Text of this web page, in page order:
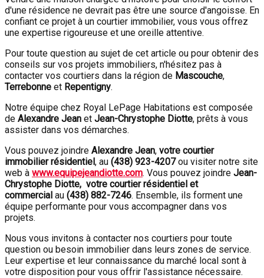
d'une résidence ne devrait pas être une source d'angoisse. En
confiant ce projet à un courtier immobilier, vous vous offrez
une expertise rigoureuse et une oreille attentive.
Pour toute question au sujet de cet article ou pour obtenir des
conseils sur vos projets immobiliers, n'hésitez pas à
contacter vos courtiers dans la région de Mascouche,
Terrebonne et Repentigny.
Notre équipe chez Royal LePage Habitations est composée
de Alexandre Jean et Jean-Chrystophe Diotte, prêts à vous
assister dans vos démarches.
Vous pouvez joindre Alexandre Jean, votre courtier
immobilier résidentiel, au (438) 923-4207ou visiter notre site
web à www.equipejeandiotte.com. Vous pouvez joindre Jean-
Chrystophe Diotte, votre courtier résidentiel et
commercial au (438) 882-7246. Ensemble, ils forment une
équipe performante pour vous accompagner dans vos
projets.
Nous vous invitons à contacter nos courtiers pour toute
question ou besoin immobilier dans leurs zones de service.
Leur expertise et leur connaissance du marché local sont à
votre disposition pour vous offrir l'assistance nécessaire.